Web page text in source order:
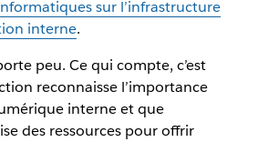
sur l’infrastructure
interne.
peu. Ce qui compte, c’est
reconnaisse l’importance
interne et que
des ressources pour offrir